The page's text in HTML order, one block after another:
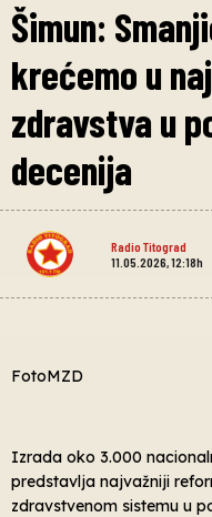
Šimun:
krećemo u
zdravstva u
decenija
Radio Titograd
11.05.2026, 12:18h
FotoMZD
Izrada oko 3.000
predstavlja najvažniji
zdravstvenom sistemu u